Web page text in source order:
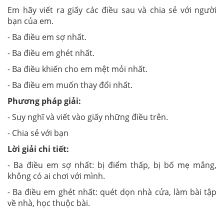
Em hãy viết ra giấy các điều sau và chia sẻ với người
bạn của em.
- Ba điều em sợ nhất.
- Ba điều em ghét nhất.
- Ba điều khiến cho em mệt mỏi nhất.
- Ba điều em muốn thay đổi nhất.
Phương pháp giải:
- Suy nghĩ và viết vào giấy những điều trên.
- Chia sẻ với bạn
Lời giải chi tiết:
- Ba điều em sợ nhất: bị điểm thấp, bị bố mẹ mắng,
không có ai chơi với mình.
- Ba điều em ghét nhất: quét dọn nhà cửa, làm bài tập
về nhà, học thuộc bài.